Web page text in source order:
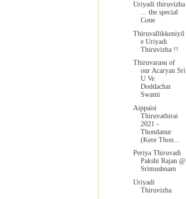
Uriyadi thiruvizha
... the special
Cone
Thiruvallikkeniyil
e Uriyadi
Thiruvizha !!
Thiruvarasu of
our Acaryan Sri
U Ve
Doddachar
Swami
Aippaisi
Thiruvathirai
2021 -
Thondanur
(Kere Thon...
Periya Thiruvadi
Pakshi Rajan @
Srimushnam
Uriyadi
Thiruvizha